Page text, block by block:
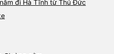
đi Hà Tĩnh từ Thủ Đức